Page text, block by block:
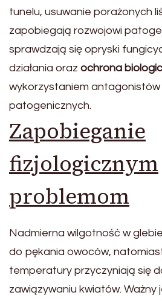
tunelu, usuwanie porażonych
zapobiegają rozwojowi
sprawdzają się opryski
działania oraz ochrona
wykorzystaniem
patogenicznych.
Zapobieganie
fizjologicznym
problemom
Nadmierna wilgotność w
do pękania owoców,
temperatury przyczyniają się
zawiązywaniu kwiatów. Ważny